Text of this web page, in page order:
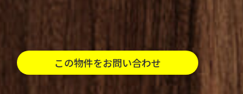
この物件をお問い合わせ